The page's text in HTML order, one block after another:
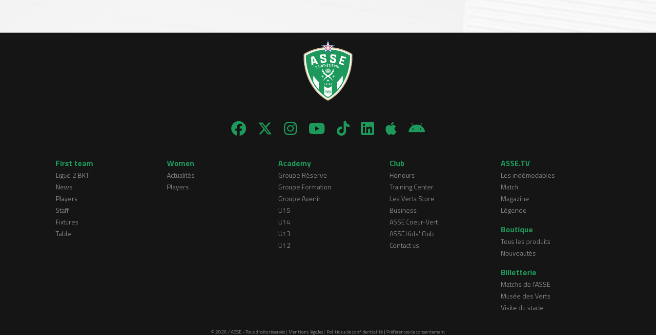
First team
Ligue 2 BKT
News
Players
Staff
Fixtures
Table
Women
Actualités
Players
Academy
Groupe Réserve
Groupe Formation
Groupe Avenir
U15
U14
U13
U12
Club
Honours
Training Center
Les Verts Store
Business
ASSE Coeur-Vert
ASSE Kids' Club
Contact us
ASSE.TV
Les indémodables
Match
Magazine
Légende
Boutique
Tous les produits
Nouveautés
Billetterie
Matchs de l'ASSE
Musée des Verts
Visite du stade
© 2026 / ASSE - Tous droits réservés | Mentions légales| Politique de confidentialité| Préférences de consentement